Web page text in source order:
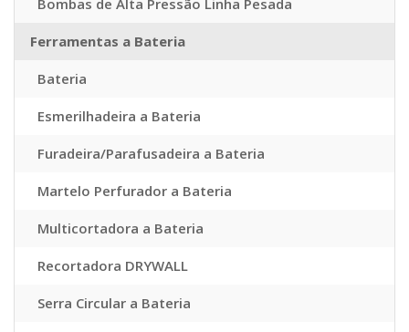
Bombas de Alta Pressão Linha Pesada
Ferramentas a Bateria
Bateria
Esmerilhadeira a Bateria
Furadeira/Parafusadeira a Bateria
Martelo Perfurador a Bateria
Multicortadora a Bateria
Recortadora DRYWALL
Serra Circular a Bateria